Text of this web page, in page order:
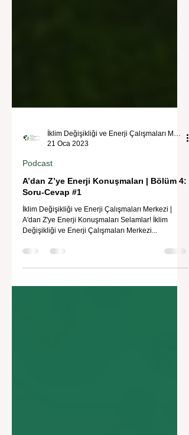
21 Oca 2023
Podcast
A’dan Z’ye Enerji Konuşmaları | Bölüm 4:
Soru-Cevap #1
İklim Değişikliği ve Enerji Çalışmaları Merkezi |
Değişikliği ve Enerji Çalışmaları Merkezi...